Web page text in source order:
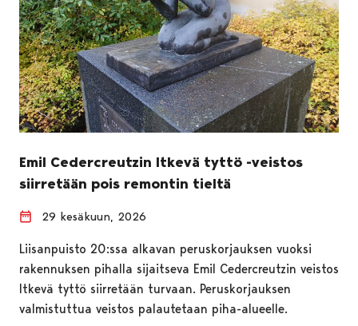
Emil Cedercreutzin Itkevä tyttö -veistos
siirretään pois remontin tieltä
29 kesäkuun, 2026
Liisanpuisto 20:ssa alkavan peruskorjauksen vuoksi
rakennuksen pihalla sijaitseva Emil Cedercreutzin veistos
Itkevä tyttö siirretään turvaan. Peruskorjauksen
valmistuttua veistos palautetaan piha-alueelle.